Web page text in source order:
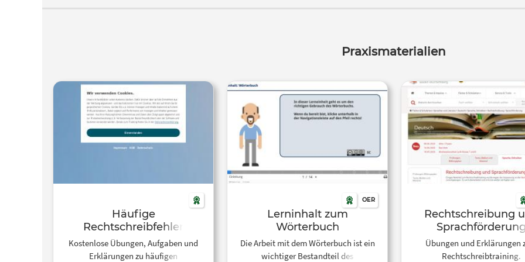
Rechtschreibregeln gelten erst
der sogenannten alten
Rechtschreibung und
Rechtschreibung ist nicht
jeden ersichtlich,
Rechtschreibregel heute
werden sollte. Das Gute ist:
Rechtschreibregeln ändern
und gelten damals wie heute. Du bist
auch an Geschichte
schau doch mal bei
Geschichte vorbei. Hier dreht
rund um geschichtliche
Ständegesellschaft, Martin
Weltkriege und
Praxismaterialien
Häufige
Rechtschreibfehler
Kostenlose Übungen, Aufgaben und
Erklärungen zu häufigen
OER
Lerninhalt zum
Wörterbuch
Die Arbeit mit dem Wörterbuch ist ein
wichtiger Bestandteil des
Rechtschreibung
Sprachförderung
Übungen und Erklärungen
Rechtschreibtraining.